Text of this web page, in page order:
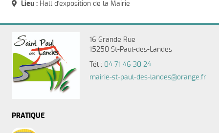
Lieu : Hall d'exposition de la Mairie
16 Grande Rue
15250 St-Paul-des-Landes
Tél : 04 71 46 30 24
mairie-st-paul-des-landes@orange.fr
PRATIQUE